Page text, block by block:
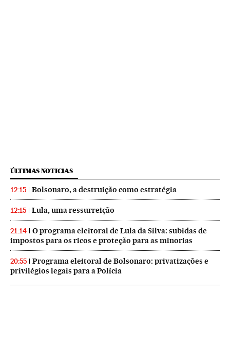
ÚLTIMAS NOTICIAS
12:15 Bolsonaro, a destruição como estratégia
12:15 Lula, uma ressurreição
21:14
O programa eleitoral de Lula da Silva: subidas de
impostos para os ricos e proteção para as minorias
20:55
Programa eleitoral de Bolsonaro: privatizações e
privilégios legais para a Polícia